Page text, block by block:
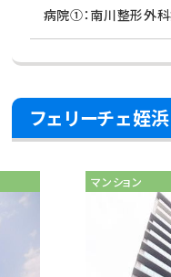
病院①：南川整形外
フェリーチェ姪
マンション